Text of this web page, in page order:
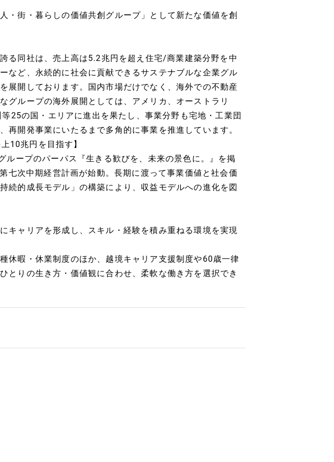
・街・暮らしの価値共創グループ」として新たな価値を創
る同社は、売上高は5.2兆円を超え住宅/商業建築分野を中
など、永続的に社会に貢献できるサステナブルな企業グル
展開しております。国内市場だけでなく、海外での不動産
グループの海外展開としては、アメリカ、オーストラリ
25の国・エリアに進出を果たし、事業分野も宅地・工業団
再開発事業にいたるまで多角的に事業を推進しています。
10兆円を目指す】
ループのパーパス『生きる歓びを、未来の景色に。』を掲
七次中期経営計画が始動。長期に渡って事業価値と社会価
続的成長モデル」の構築により、収益モデルへの進化を図
キャリアを形成し、スキル・経験を積み重ねる環境を実現
休暇・休業制度のほか、越境キャリア支援制度や60歳一律
とりの生き方・価値観に合わせ、柔軟な働き方を選択でき